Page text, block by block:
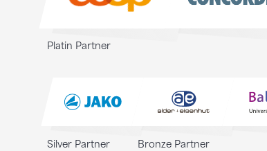
Platin Partner
Silver Partner Bronze Partner